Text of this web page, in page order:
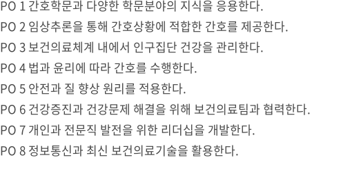
PO 1 간호학문과 다양한 학문분야의 지식을 응용한다.
PO 2 임상추론을 통해 간호상황에 적합한 간호를 제공한다.
PO 3 보건의료체계 내에서 인구집단 건강을 관리한다.
PO 4 법과 윤리에 따라 간호를 수행한다.
PO 5 안전과 질 향상 원리를 적용한다.
PO 6 건강증진과 건강문제 해결을 위해 보건의료팀과 협력한다.
PO 7 개인과 전문직 발전을 위한 리더십을 개발한다.
PO 8 정보통신과 최신 보건의료기술을 활용한다.